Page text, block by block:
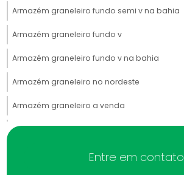
Armazém graneleiro fundo semi v na bahia
Armazém graneleiro fundo v
Armazém graneleiro fundo v na bahia
Armazém graneleiro no nordeste
Armazém graneleiro a venda
Armazém graneleiro a venda na bahia
Entre em contato